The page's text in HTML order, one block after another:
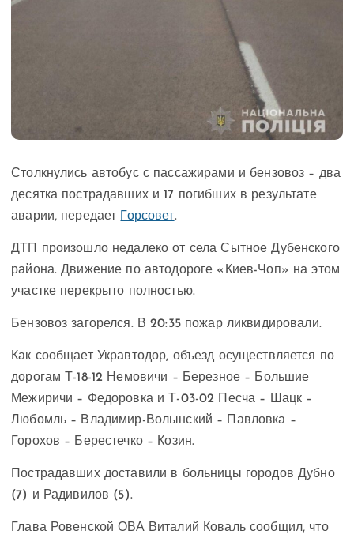
Столкнулись автобус с пассажирами и бензовоз – два
десятка пострадавших и 17 погибших в результате
аварии, передает
Горсовет.
ДТП произошло недалеко от села Сытное Дубенского
района. Движение по автодороге «Киев-Чоп» на этом
участке перекрыто полностью.
Бензовоз загорелся. В 20:35 пожар ликвидировали.
Как сообщает Укравтодор, объезд осуществляется по
дорогам Т-18-12 Немовичи – Березное – Большие
Межиричи – Федоровка и Т-03-02 Песча – Шацк –
Любомль – Владимир-Волынский – Павловка –
Горохов – Берестечко – Козин.
Пострадавших доставили в больницы городов Дубно
(7) и Радивилов (5).
Глава Ровенской ОВА Виталий Коваль сообщил, что